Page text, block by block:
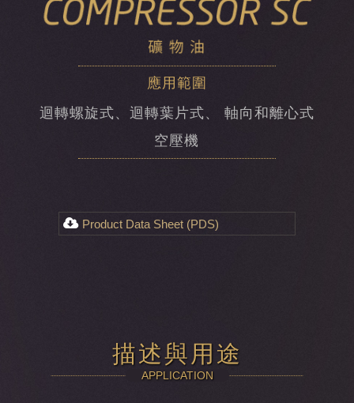
應用範圍
迴轉螺旋式、迴轉葉片式、 軸向和離心式
空壓機
Product Data Sheet (PDS)
描述與用途
APPLICATION